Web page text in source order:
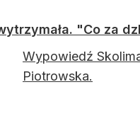
"Co za
Wypowiedź
Piotrowska.